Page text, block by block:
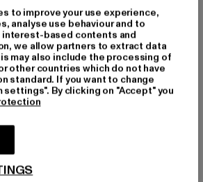
to improve your use experience,
analyse use behaviour and to
interest-based contents and
we allow partners to extract data
may also include the processing of
other countries which do not have
standard. If you want to change
settings". By clicking on "Accept" you